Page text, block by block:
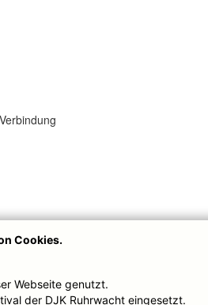
Cookies.
Webseite genutzt.
der DJK Ruhrwacht eingesetzt.